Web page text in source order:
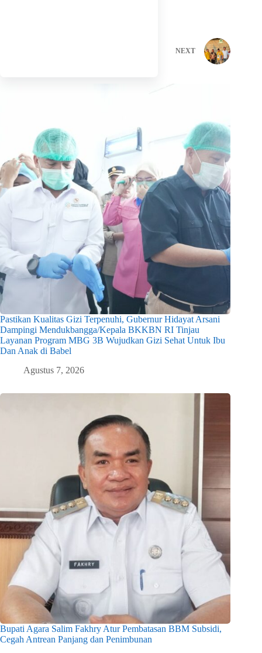
NEXT
Pastikan Kualitas Gizi Terpenuhi, Gubernur Hidayat Arsani
Dampingi Mendukbangga/Kepala BKKBN RI Tinjau
Layanan Program MBG 3B Wujudkan Gizi Sehat Untuk Ibu
Dan Anak di Babel
Agustus 7, 2026
Bupati Agara Salim Fakhry Atur Pembatasan BBM Subsidi,
Cegah Antrean Panjang dan Penimbunan